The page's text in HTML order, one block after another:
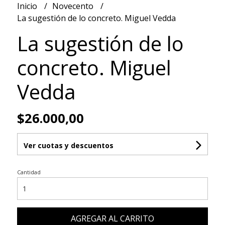
Inicio
Novecento
La sugestión de lo concreto. Miguel Vedda
La sugestión de lo
concreto. Miguel
Vedda
$26.000,00
Ver cuotas y descuentos
Cantidad
AGREGAR AL CARRITO